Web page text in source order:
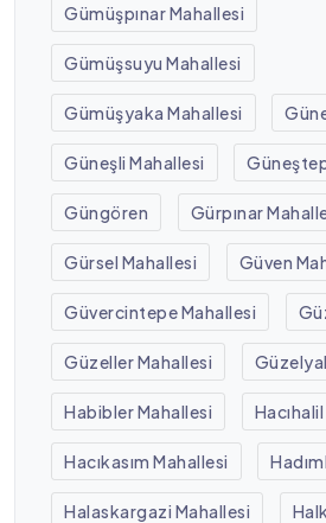
Gümüşpınar Mahallesi
Gümüşsuyu Mahallesi
Gümüşyaka Mahallesi
Güneşli Mahallesi
Güngören Gürpınar
Gürsel Mahallesi Güven
Güvercintepe Mahallesi
Güzeller Mahallesi
Habibler Mahallesi
Hacıkasım Mahallesi
Halaskargazi Mahallesi